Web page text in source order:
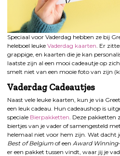
Speciaal voor Vaderdag hebben ze bij
heleboel leuke Vaderdag kaarten . Er
grappige, en kaarten die je kan
laatste zijn al een mooi cadeautje op
smelt niet van een mooie foto van zijn
Vaderdag Cadeautjes
Naast vele leuke kaarten, kun je via
een leuk cadeau. Hun cadeaushop is
speciale Bierpakketten . Deze
biertjes van je vader of samengesteld
helemaal niet voor hem zijn. Wat dacht
Best of Belgium of een Award Winning
er een pakket tussen vindt, waar jij je